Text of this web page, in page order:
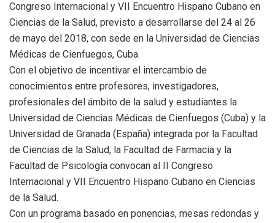
Congreso Internacional y VII Encuentro Hispano Cubano en
Ciencias de la Salud, previsto a desarrollarse del 24 al 26
de mayo del 2018, con sede en la Universidad de Ciencias
Médicas de Cienfuegos, Cuba.
Con el objetivo de incentivar el intercambio de
conocimientos entre profesores, investigadores,
profesionales del ámbito de la salud y estudiantes la
Universidad de Ciencias Médicas de Cienfuegos (Cuba) y la
Universidad de Granada (España) integrada por la Facultad
de Ciencias de la Salud, la Facultad de Farmacia y la
Facultad de Psicología convocan al II Congreso
Internacional y VII Encuentro Hispano Cubano en Ciencias
de la Salud.
Con un programa basado en ponencias, mesas redondas y